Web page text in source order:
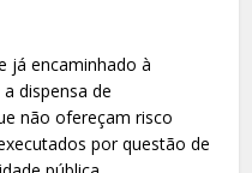
já encaminhado à
dispensa de
não ofereçam risco
por questão de